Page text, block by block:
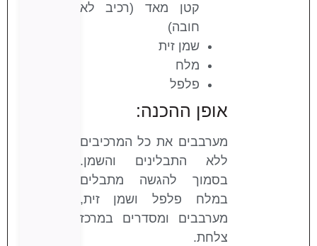
קטן מאד (רכיב לא
חובה)
שמן זית
מלח
פלפל
אופן ההכנה:
מערבבים את כל המרכיבים
ללא התבלינים והשמן.
בסמוך להגשה מתבלים
במלח פלפל ושמן זית,
מערבבים ומסדרים במרכז
צלחת.